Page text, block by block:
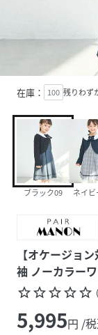
在庫： 100 残りわず
ブラック09 ネイ
【オケージョ
袖 ノーカラー
star_borderstar_borderstar_borderstar_borderstar_border (
5,995円 /